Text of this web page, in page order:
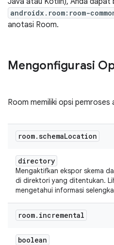
androidx.room:room-
anotasi Room.
Mengonfigurasi
Room memiliki opsi pemroses
room.schemaLocation
directory
Mengaktifkan ekspor skema
di direktori yang ditentukan.
mengetahui informasi
room. incremental
boolean